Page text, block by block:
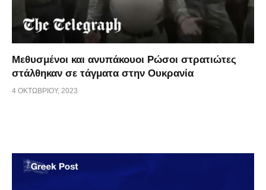
Μεθυσμένοι και ανυπάκουοι Ρώσοι στρατιώτες
στάλθηκαν σε τάγματα στην Ουκρανία
4 ΟΚΤΩΒΡΊΟΥ, 2023